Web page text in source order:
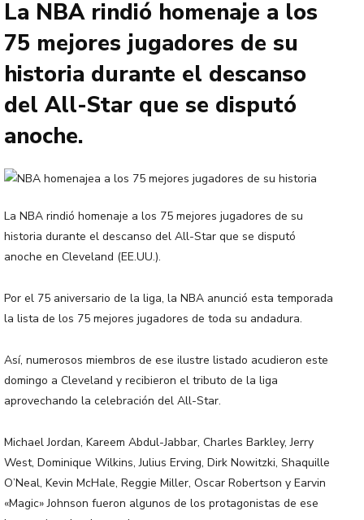
La NBA rindió homenaje a los
75 mejores jugadores de su
historia durante el descanso
del All-Star que se disputó
anoche.
La NBA rindió homenaje a los 75 mejores jugadores de su
historia durante el descanso del All-Star que se disputó
anoche en Cleveland (EE.UU.).
Por el 75 aniversario de la liga, la NBA anunció esta temporada
la lista de los 75 mejores jugadores de toda su andadura.
Así, numerosos miembros de ese ilustre listado acudieron este
domingo a Cleveland y recibieron el tributo de la liga
aprovechando la celebración del All-Star.
Michael Jordan, Kareem Abdul-Jabbar, Charles Barkley, Jerry
West, Dominique Wilkins, Julius Erving, Dirk Nowitzki, Shaquille
O’Neal, Kevin McHale, Reggie Miller, Oscar Robertson y Earvin
«Magic» Johnson fueron algunos de los protagonistas de ese